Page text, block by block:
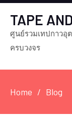
TAPE
ศูนย์รวมเทปกาวอุ
ครบวงจร
Home Blog